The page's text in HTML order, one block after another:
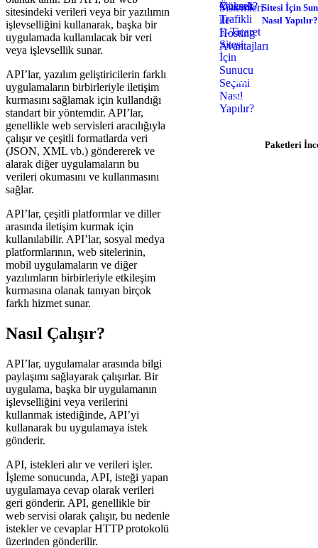
sitesindeki verileri veya bir yazılımın
işlevselliğini kullanarak, başka bir
uygulamada kullanılacak bir veri
veya işlevsellik sunar.
API’lar, yazılım geliştiricilerin farklı
uygulamaların birbirleriyle iletişim
kurmasını sağlamak için kullandığı
standart bir yöntemdir. API’lar,
genellikle web servisleri aracılığıyla
çalışır ve çeşitli formatlarda veri
(JSON, XML vb.) göndererek ve
alarak diğer uygulamaların bu
verileri okumasını ve kullanmasını
sağlar.
API’lar, çeşitli platformlar ve diller
arasında iletişim kurmak için
kullanılabilir. API’lar, sosyal medya
platformlarının, web sitelerinin,
mobil uygulamaların ve diğer
yazılımların birbirleriyle etkileşim
kurmasına olanak tanıyan birçok
farklı hizmet sunar.
Nasıl Çalışır?
API’lar, uygulamalar arasında bilgi
paylaşımı sağlayarak çalışırlar. Bir
uygulama, başka bir uygulamanın
işlevselliğini veya verilerini
kullanmak istediğinde, API’yi
kullanarak bu uygulamaya istek
gönderir.
API, istekleri alır ve verileri işler.
İşleme sonucunda, API, isteği yapan
uygulamaya cevap olarak verileri
geri gönderir. API, genellikle bir
web servisi olarak çalışır, bu nedenle
istekler ve cevaplar HTTP protokolü
üzerinden gönderilir.
Sitesi İçin
Nasıl Yapılır?
Hosting
$0.92/ay'dan
Paketleri